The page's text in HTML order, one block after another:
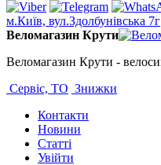
м.Київ, вул.Здолбунівська 7г
Веломагазин Крути
Веломагазин Крути -
Сервіс, ТО Знижки
Контакти
Новини
Статті
Увійти